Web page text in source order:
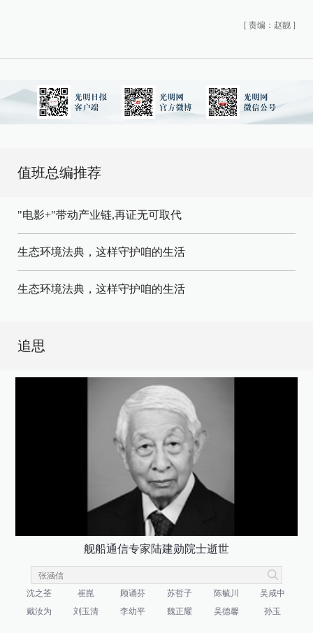
[ 责编：赵靓 ]
值班总编推荐
"电影+"带动产业链,再证无可取代
生态环境法典，这样守护咱的生活
生态环境法典，这样守护咱的生活
追思
舰船通信专家陆建勋院士逝世
沈之荃 崔崑 顾诵芬 苏哲子 陈毓川
吴咸中
戴汝为
刘玉清 李幼平 魏正耀 吴德馨 孙玉